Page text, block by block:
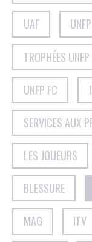
UAF UNFP
TROPHÉES
UNFP FC
SERVICES AUX
LES JOUEURS
BLESSURE
MAG ITV